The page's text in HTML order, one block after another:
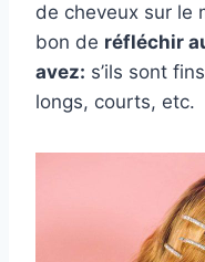
de cheveux sur le
bon de réfléchir
avez: s’ils sont
longs, courts, etc.